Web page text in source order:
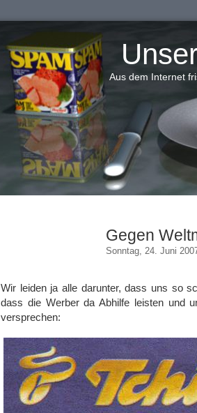
Aus dem Internet
Gegen
Sonntag, 24. Juni
Wir leiden ja alle darunter, dass uns so
dass die Werber da Abhilfe leisten und
versprechen: